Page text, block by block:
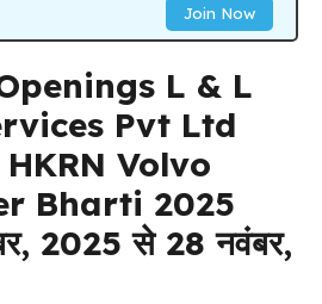
Join Now
L & L
Pvt Ltd
Volvo
Bharti 2025
2025 से 28 नवंबर,